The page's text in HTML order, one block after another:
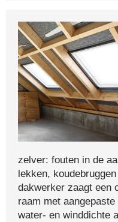
zelver: fouten in de
lekken,
dakwerker zaagt een
raam met
water- en winddichte